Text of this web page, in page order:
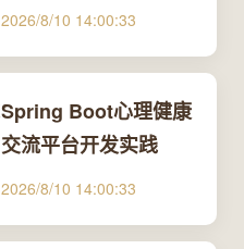
2026/8/10 14:00:33
Spring Boot心理健康
交流平台开发实践
2026/8/10 14:00:33